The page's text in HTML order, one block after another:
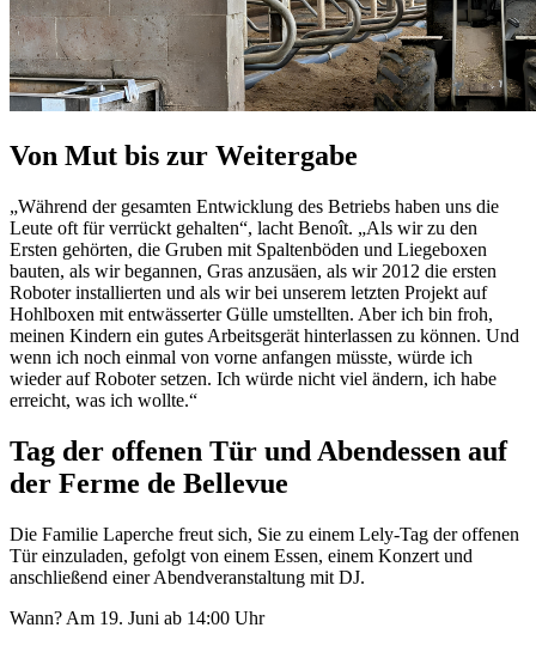
Von Mut bis zur Weitergabe
„Während der gesamten Entwicklung des Betriebs haben uns die
Leute oft für verrückt gehalten“, lacht Benoît. „Als wir zu den
Ersten gehörten, die Gruben mit Spaltenböden und Liegeboxen
bauten, als wir begannen, Gras anzusäen, als wir 2012 die ersten
Roboter installierten und als wir bei unserem letzten Projekt auf
Hohlboxen mit entwässerter Gülle umstellten. Aber ich bin froh,
meinen Kindern ein gutes Arbeitsgerät hinterlassen zu können. Und
wenn ich noch einmal von vorne anfangen müsste, würde ich
wieder auf Roboter setzen. Ich würde nicht viel ändern, ich habe
erreicht, was ich wollte.“
Tag der offenen Tür und Abendessen auf
der Ferme de Bellevue
Die Familie Laperche freut sich, Sie zu einem Lely-Tag der offenen
Tür einzuladen, gefolgt von einem Essen, einem Konzert und
anschließend einer Abendveranstaltung mit DJ.
Wann? Am 19. Juni ab 14:00 Uhr